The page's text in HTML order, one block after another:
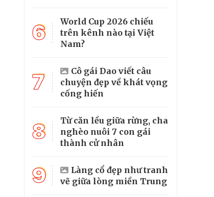
6
World Cup 2026 chiếu
trên kênh nào tại Việt
Nam?
7
Cô gái Dao viết câu
chuyện đẹp về khát vọng
cống hiến
8
Từ căn lều giữa rừng, cha
nghèo nuôi 7 con gái
thành cử nhân
9
Làng cổ đẹp như tranh
vẽ giữa lòng miền Trung